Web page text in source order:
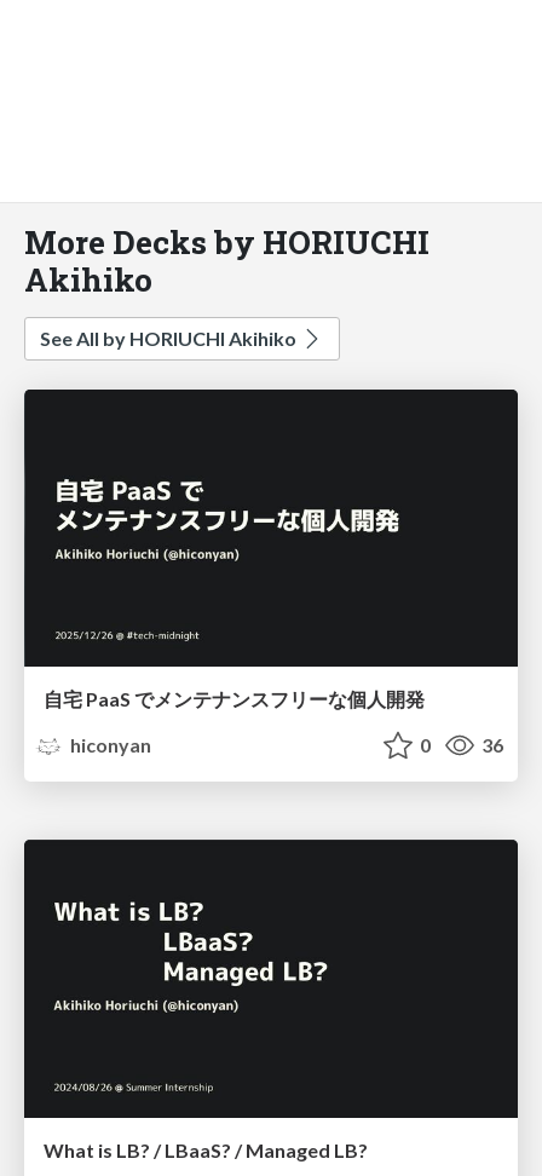
More Decks by HORIUCHI
Akihiko
See All by HORIUCHI Akihiko
自宅 PaaS でメンテナンスフリーな個人開発
hiconyan
0 36
What is LB? / LBaaS? / Managed LB?